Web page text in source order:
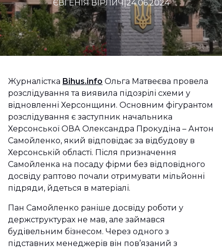
ЄВГЕНІЯ ВІРЛИЧ|24.06.2024
Журналістка Bihus.info Ольга Матвеєва провела
розслідування та виявила підозрілі схеми у
відновленні Херсонщини. Основним фігурантом
розслідування є заступник начальника
Херсонської ОВА Олександра Прокудіна – Антон
Самойленко, який відповідає за відбудову в
Херсонській області. Після призначення
Самойленка на посаду фірми без відповідного
досвіду раптово почали отримувати мільйонні
підряди, йдеться в матеріалі.
Пан Самойленко раніше досвіду роботи у
держструктурах не мав, але займався
будівельним бізнесом. Через одного з
підставних менеджерів він пов’язаний з